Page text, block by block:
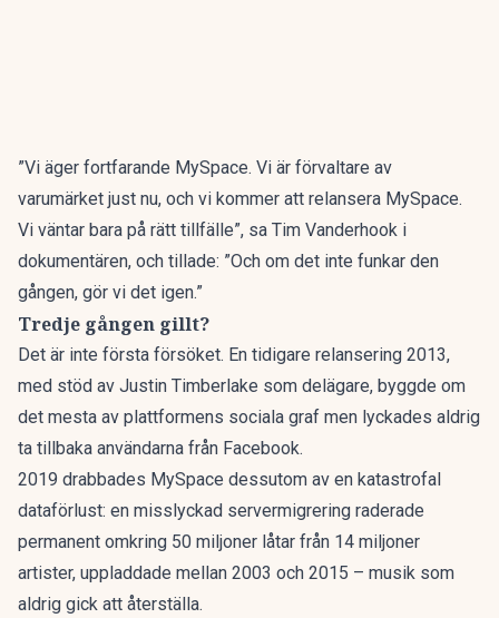
”Vi äger fortfarande MySpace. Vi är förvaltare av
varumärket just nu, och vi kommer att relansera MySpace.
Vi väntar bara på rätt tillfälle”, sa Tim Vanderhook i
dokumentären, och tillade: ”Och om det inte funkar den
gången, gör vi det igen.”
Tredje gången gillt?
Det är inte första försöket. En tidigare relansering 2013,
med stöd av Justin Timberlake som delägare, byggde om
det mesta av plattformens sociala graf men lyckades aldrig
ta tillbaka användarna från Facebook.
2019 drabbades MySpace dessutom av en katastrofal
dataförlust: en misslyckad servermigrering raderade
permanent omkring 50 miljoner låtar från 14 miljoner
artister, uppladdade mellan 2003 och 2015 – musik som
aldrig gick att återställa.